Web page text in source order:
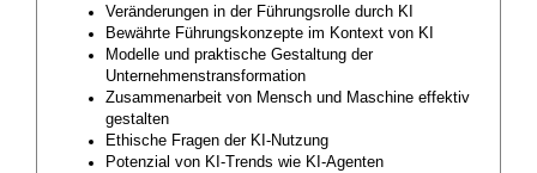
Veränderungen in der Führungsrolle durch KI
Bewährte Führungskonzepte im Kontext von KI
Modelle und praktische Gestaltung der
Unternehmenstransformation
Zusammenarbeit von Mensch und Maschine effektiv
gestalten
Ethische Fragen der KI-Nutzung
Potenzial von KI-Trends wie KI-Agenten